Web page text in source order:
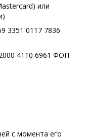
или
3351 0117 7836
4110 6961 ФОП
с момента его